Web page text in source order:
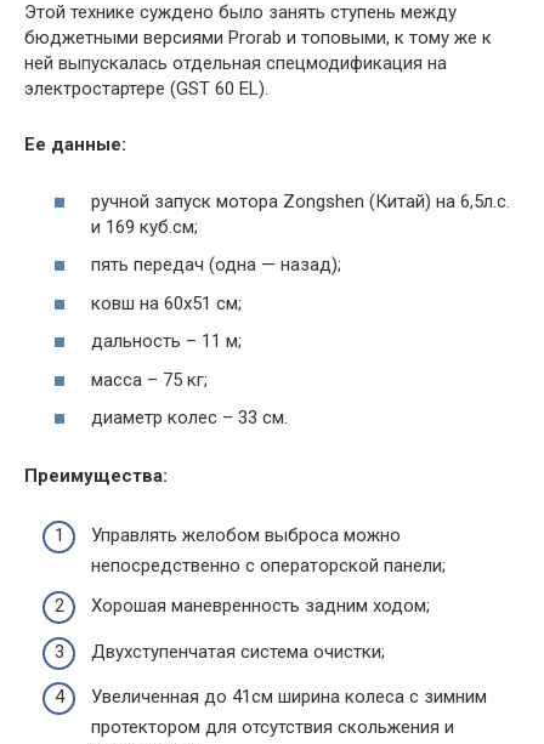
Этой технике суждено было занять ступень между
бюджетными версиями Prorab и топовыми, к тому же к
ней выпускалась отдельная спецмодификация на
электростартере (GST 60 EL).
Ее данные:
ручной запуск мотора Zongshen (Китай) на 6,5л.с.
и 169 куб.см;
пять передач (одна — назад);
ковш на 60х51 см;
дальность – 11 м;
масса – 75 кг;
диаметр колес – 33 см.
Преимущества:
Управлять желобом выброса можно
непосредственно с операторской панели;
Хорошая маневренность задним ходом;
Двухступенчатая система очистки;
Увеличенная до 41см ширина колеса с зимним
протектором для отсутствия скольжения и